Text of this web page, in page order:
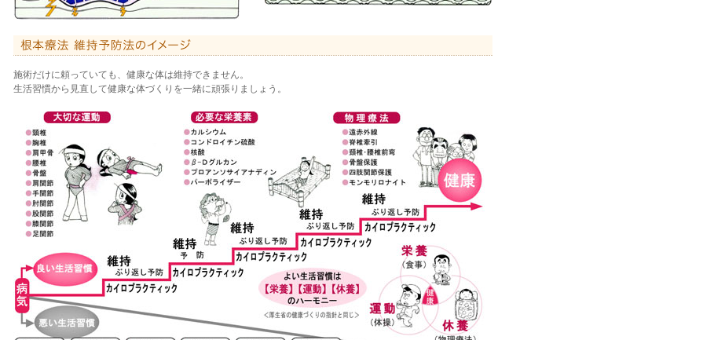
施術だけに頼っていても、健康な体は維持できません。
生活習慣から見直して健康な体づくりを一緒に頑張りましょう。